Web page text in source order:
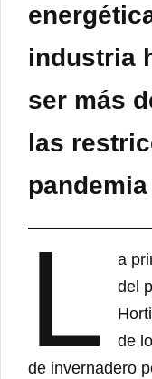
industria
ser más
las
L
a
del
de
de invernadero